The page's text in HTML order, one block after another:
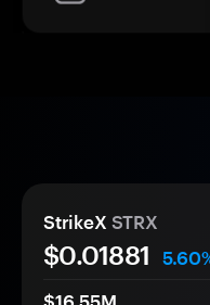
StrikeX STRX
$0.01881